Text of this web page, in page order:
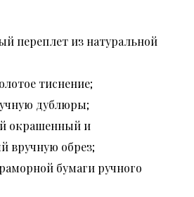
переплет из натуральной
тиснение;
дублюры;
окрашенный и
вручную обрез;
бумаги ручного